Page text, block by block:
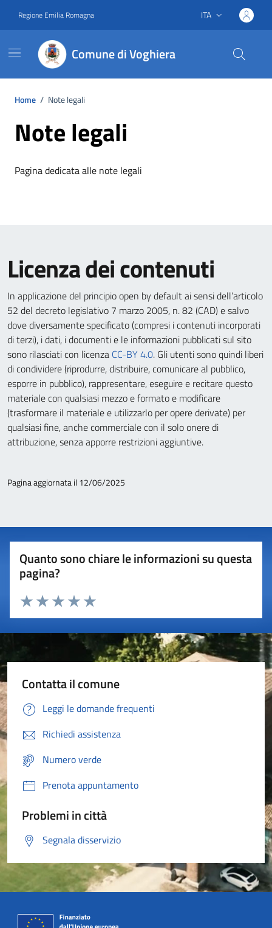
Regione Emilia Romagna Lingua attiva:
ITA
Comune di Voghiera
Home / Note legali
Note legali
Pagina dedicata alle note legali
Licenza dei contenuti
In applicazione del principio open by default ai sensi dell’articolo
52 del decreto legislativo 7 marzo 2005, n. 82 (CAD) e salvo
dove diversamente specificato (compresi i contenuti incorporati
di terzi), i dati, i documenti e le informazioni pubblicati sul sito
sono rilasciati con licenza CC-BY 4.0. Gli utenti sono quindi liberi
di condividere (riprodurre, distribuire, comunicare al pubblico,
esporre in pubblico), rappresentare, eseguire e recitare questo
materiale con qualsiasi mezzo e formato e modificare
(trasformare il materiale e utilizzarlo per opere derivate) per
qualsiasi fine, anche commerciale con il solo onere di
attribuzione, senza apporre restrizioni aggiuntive.
Pagina aggiornata il 12/06/2025
Quanto sono chiare le informazioni su questa
pagina?
Valuta 5 stelle su 5
Valuta 4 stelle su 5
Valuta 3 stelle su 5
Valuta 2 stelle su 5
Valuta 1 stelle su 5
Contatta il comune
Leggi le domande frequenti
Richiedi assistenza
Numero verde
Prenota appuntamento
Problemi in città
Segnala disservizio